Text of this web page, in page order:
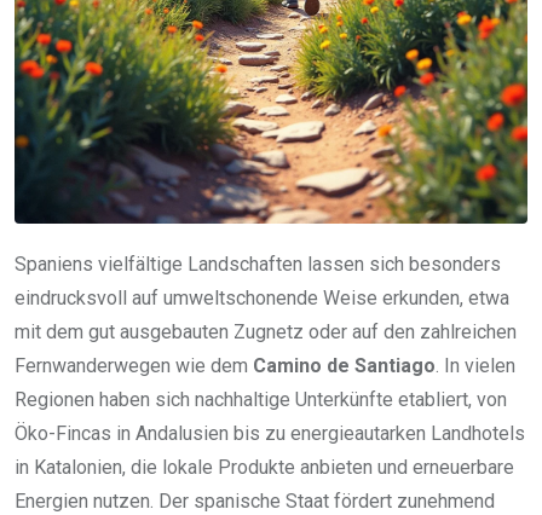
Spaniens vielfältige Landschaften lassen sich besonders
eindrucksvoll auf umweltschonende Weise erkunden, etwa
mit dem gut ausgebauten Zugnetz oder auf den zahlreichen
Fernwanderwegen wie dem Camino de Santiago. In vielen
Regionen haben sich nachhaltige Unterkünfte etabliert, von
Öko-Fincas in Andalusien bis zu energieautarken Landhotels
in Katalonien, die lokale Produkte anbieten und erneuerbare
Energien nutzen. Der spanische Staat fördert zunehmend